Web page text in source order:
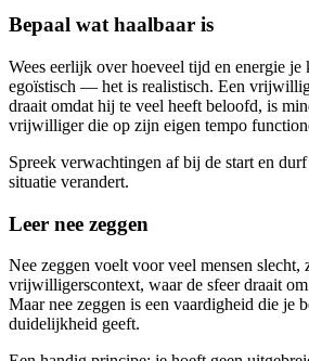
Bepaal wat haalbaar is
Wees eerlijk over hoeveel tijd en energie
egoïstisch — het is realistisch. Een
draait omdat hij te veel heeft beloofd, is
vrijwilliger die op zijn eigen tempo
Spreek verwachtingen af bij de start en
situatie verandert.
Leer nee zeggen
Nee zeggen voelt voor veel mensen slecht,
vrijwilligerscontext, waar de sfeer draait
Maar nee zeggen is een vaardigheid die je
duidelijkheid geeft.